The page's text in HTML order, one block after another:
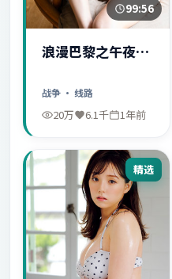
99:56
浪漫巴黎之午夜惊
战争 · 线路
20万 6.1千 1年前
精选